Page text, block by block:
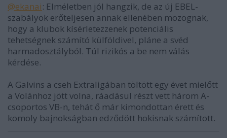
@ekanai: Elméletben jól hangzik, de az új EBEL-
szabályok erőteljesen annak ellenében mozognak,
hogy a klubok kísérletezzenek potenciális
tehetségnek számító külföldivel, pláne a svéd
harmadosztályból. Túl rizikós a be nem válás
kérdése.
A Galvins a cseh Extraligában töltött egy évet mielőtt
a Volánhoz jött volna, ráadásul részt vett három A-
csoportos VB-n, tehát ő már kimondottan érett és
komoly bajnokságban edződött hokisnak számított.